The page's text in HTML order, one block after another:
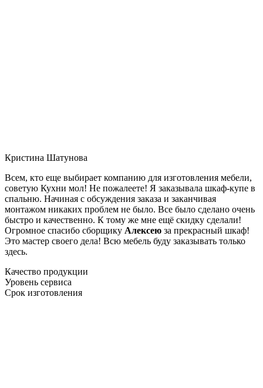
Кристина Шатунова
Всем, кто еще выбирает компанию для изготовления мебели,
советую Кухни мол! Не пожалеете! Я заказывала шкаф-купе в
спальню. Начиная с обсуждения заказа и заканчивая
монтажом никаких проблем не было. Все было сделано очень
быстро и качественно. К тому же мне ещё скидку сделали!
Огромное спасибо сборщику Алексею за прекрасный шкаф!
Это мастер своего дела! Всю мебель буду заказывать только
здесь.
Качество продукции
Уровень сервиса
Срок изготовления